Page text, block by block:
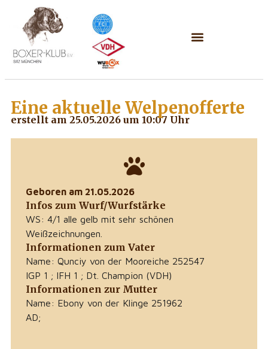
Eine aktuelle Welpenofferte
erstellt am 25.05.2026 um 10:07 Uhr
Geboren am 21.05.2026
Infos zum Wurf/Wurfstärke
WS: 4/1 alle gelb mit sehr schönen
Weißzeichnungen.
Informationen zum Vater
Name: Qunciy von der Mooreiche 252547
IGP 1 ; IFH 1 ; Dt. Champion (VDH)
Informationen zur Mutter
Name: Ebony von der Klinge 251962
AD;